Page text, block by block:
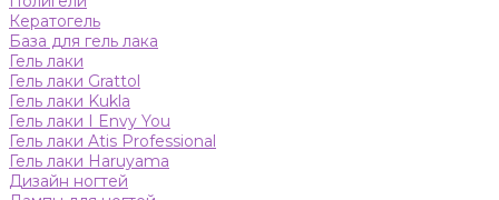
Кератогель
База для гель лака
Гель лаки
Гель лаки Grattol
Гель лаки Kukla
Гель лаки I Envy You
Гель лаки Atis Professional
Гель лаки Haruyama
Дизайн ногтей